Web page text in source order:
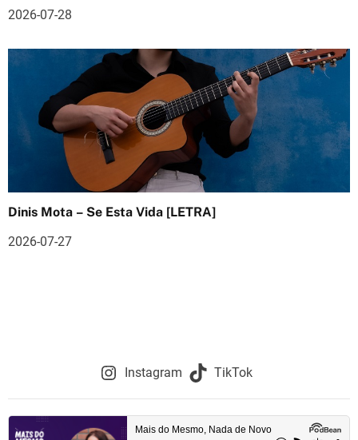
2026-07-28
Dinis Mota – Se Esta Vida [LETRA]
2026-07-27
Instagram TikTok